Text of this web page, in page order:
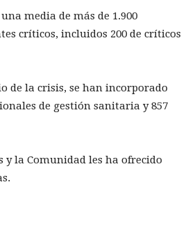
media de más de 1.900
críticos, incluidos 200 de críticos
de la crisis, se han incorporado
de gestión sanitaria y 857
y la Comunidad les ha ofrecido